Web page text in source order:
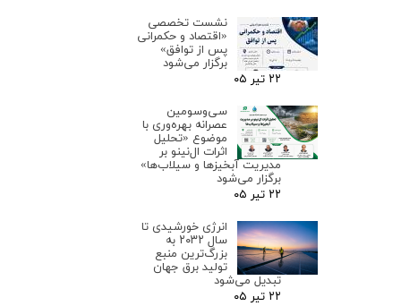
نشست تخصصی
«اقتصاد و حکمرانی
پس از توافق»
برگزار می‌شود
۲۲ تیر ۰۵
سی‌وسومین
عصرانه بهره‌وری با
موضوع «تحلیل
اثرات ال‌نینو بر
مدیریت آبخیزها و سیلاب‌ها»
برگزار می‌شود
۲۲ تیر ۰۵
انرژی خورشیدی تا
سال ۲۰۳۲ به
بزرگ‌ترین منبع
تولید برق جهان
تبدیل می‌شود
۲۲ تیر ۰۵